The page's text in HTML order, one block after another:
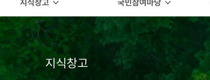
지식창고 국민참여마당
지식창고